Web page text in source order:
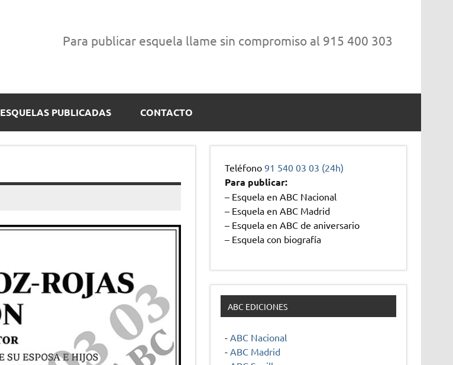
Para publicar esquela llame sin compromiso al 915 400 303
ESQUELAS PUBLICADAS CONTACTO
Teléfono91 540 03 03 (24h)
Para publicar:
– Esquela en ABC Nacional
– Esquela en ABC Madrid
– Esquela en ABC de aniversario
– Esquela con biografía
ABC EDICIONES
- ABC Nacional
- ABC Madrid